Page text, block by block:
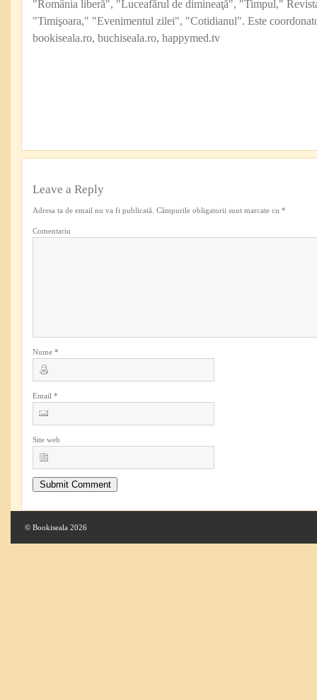
"România liberă", "Luceafărul de dimineaţă", "Timpul,"
"Timişoara," "Evenimentul zilei", "Cotidianul". Este
bookiseala.ro, buchiseala.ro, happymed.tv
Leave a Reply
Adresa ta de email nu va fi publicată. Câmpurile obligatorii sunt marcate cu *
Comentariu
Nume *
Email *
Site web
© Bookiseala 2026